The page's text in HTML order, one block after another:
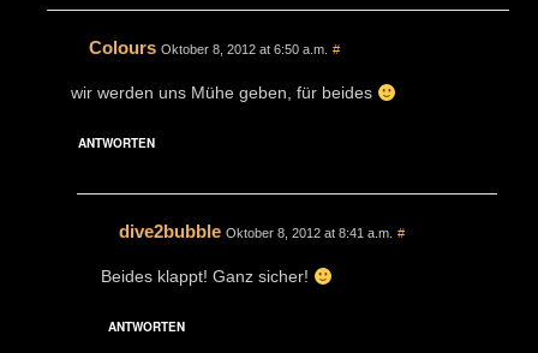
Colours Oktober 8, 2012 at 6:50 a.m. #
wir werden uns Mühe geben, für beides
ANTWORTEN
dive2bubble Oktober 8, 2012 at 8:41 a.m. #
Beides klappt! Ganz sicher!
ANTWORTEN